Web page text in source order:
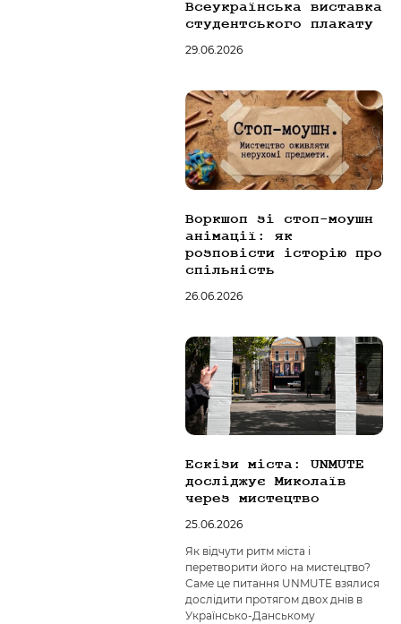
Всеукраїнська виставка
студентського плакату
29.06.2026
Воркшоп зі стоп-моушн
анімації: як
розповісти історію про
спільність
26.06.2026
Ескізи міста: UNMUTE
досліджує Миколаїв
через мистецтво
25.06.2026
Як відчути ритм міста і
перетворити його на мистецтво?
Саме це питання UNMUTE взялися
дослідити протягом двох днів в
Українсько-Данському